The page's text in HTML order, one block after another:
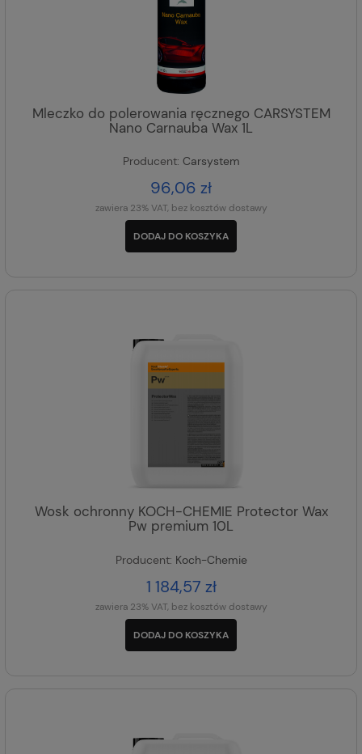
Mleczko do polerowania ręcznego CARSYSTEM
Nano Carnauba Wax 1L
Producent: Carsystem
96,06 zł
zawiera 23% VAT, bez kosztów dostawy
DODAJ DO KOSZYKA
Wosk ochronny KOCH-CHEMIE Protector Wax
Pw premium 10L
Producent: Koch-Chemie
1 184,57 zł
zawiera 23% VAT, bez kosztów dostawy
DODAJ DO KOSZYKA